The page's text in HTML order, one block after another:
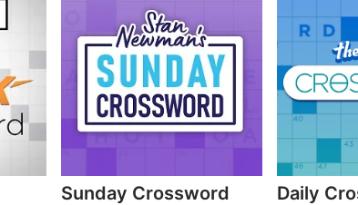
Sunday Crossword Daily